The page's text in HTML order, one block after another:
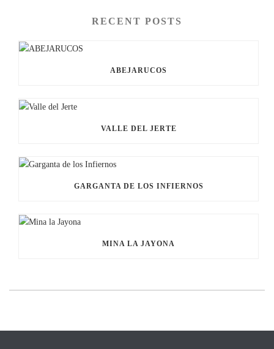
RECENT POSTS
ABEJARUCOS
VALLE DEL JERTE
GARGANTA DE LOS INFIERNOS
MINA LA JAYONA